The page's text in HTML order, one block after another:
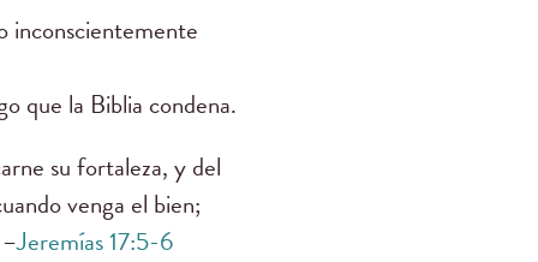
inconscientemente
que la Biblia condena.
su fortaleza, y del
venga el bien;
Jeremías 17:5-6